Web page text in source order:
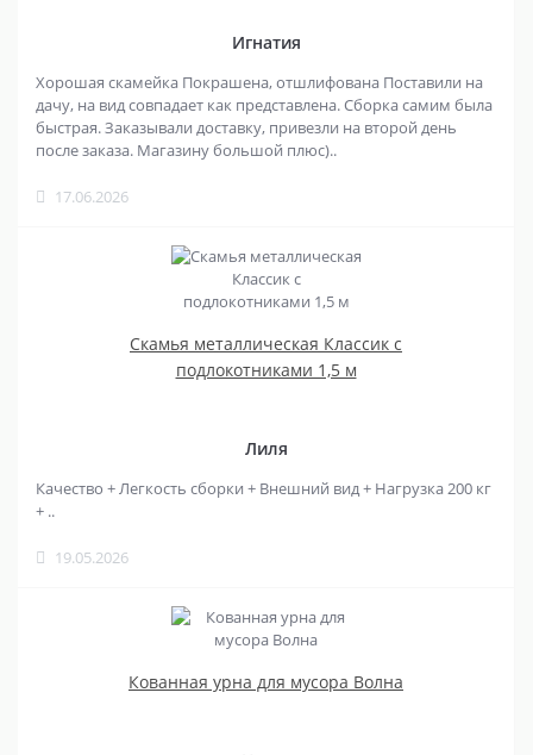
Игнатия
Хорошая скамейка Покрашена, отшлифована Поставили на
дачу, на вид совпадает как представлена. Сборка самим была
быстрая. Заказывали доставку, привезли на второй день
после заказа. Магазину большой плюс)..
17.06.2026
Скамья металлическая Классик с
подлокотниками 1,5 м
Лиля
Качество + Легкость сборки + Внешний вид + Нагрузка 200 кг
+ ..
19.05.2026
Кованная урна для мусора Волна